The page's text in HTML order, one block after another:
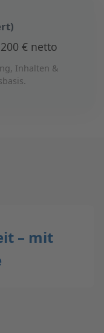
€ netto
Inhalten &
– mit